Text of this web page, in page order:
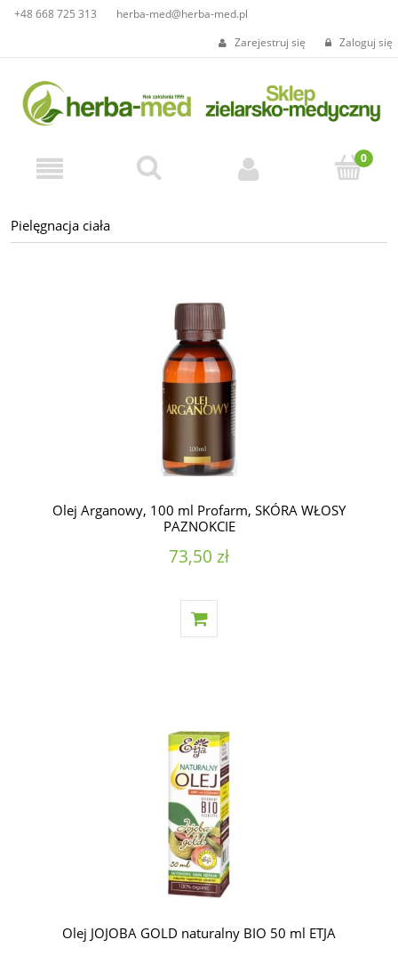
+48 668 725 313
herba-med@herba-med.pl
Zarejestruj się
Zaloguj się
Pielęgnacja ciała
Olej Arganowy, 100 ml Profarm, SKÓRA WŁOSY
PAZNOKCIE
73,50 zł
Olej JOJOBA GOLD naturalny BIO 50 ml ETJA